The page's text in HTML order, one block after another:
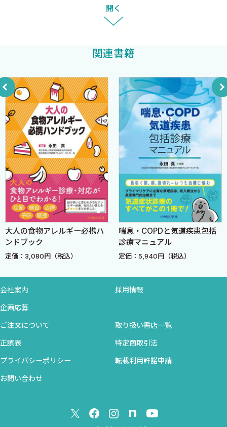
を心掛け，新規治療薬の解説に加え，挙児希望患者や困ったとき
のDMARDs選択も変更を行い，ACR2015関節リウマチ治療推奨や
だ．また，整形外科手術エッセンスのUpdate，さらにエビデンス
では図ることが難しい治療効果も重要であり，コミュニケーショ
は非侵襲的に行える関節超音波検査についても要点をわかりやす
く解説している．
関節リウマチ診療のグローバルスタンダードな治療をわが国の
患者さんにも幅広く提供できるように，リウマチ膠原病を専門と
する内科医および整形外科医ばかりでなく一般臨床医にも最新の
エビデンスをお伝えすることができれば幸いである．
2015年4月
聖路加国際病院Immuno-Rheumatology Center
岸 本 暢 将
岡 田 正 人
6．簡単なリウマチ治療推奨
7．最後にやっぱり個別化医療
A．NSAIDsの使い方＋注意事項
2．NSAIDsとは?
3．NSAIDsの適応
4．NSAIDsの禁忌や注意事項
5．NSAIDsの使い分け
6．まとめ
B．ステロイドの使い方＋注意事項
1．ステロイドの種類
2．ステロイドの副作用
3．ステロイドの投与法・減量法
4．2007年ステロイド使用に関する欧州リウマチ学会の
推奨（EULAR recommendation）
4．よく使われる抗リウマチ薬
1．サラゾスルファピリジン（SASP）
2．ブシラミン（BUC）
4．イグラチモド
生物学的製剤
ポイント
生物学的製剤とは何か
RAに対するTNF阻害薬の効果の違い
TNF阻害薬にMTXの併用は絶対に必要か
開く
関連書籍
大人の食物アレルギー必携ハ
ンドブック
定価：3,080円（税込）
喘息・COPDと気道疾患包括
診療マニュアル
定価：5,940円（税込）
会社案内 採用情報
企画応募
ご注文について 取り扱い書店一覧
正誤表 特定商取引法
プライバシーポリシー 転載利用許諾申請
お問い合わせ